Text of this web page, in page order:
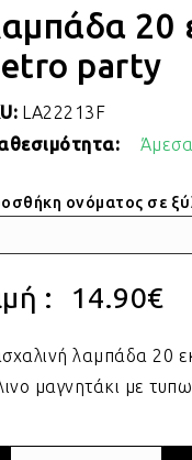
20
party
LA22213F
ονόματος σε
: 14.90€
λαμπάδα 20
μαγνητάκι με